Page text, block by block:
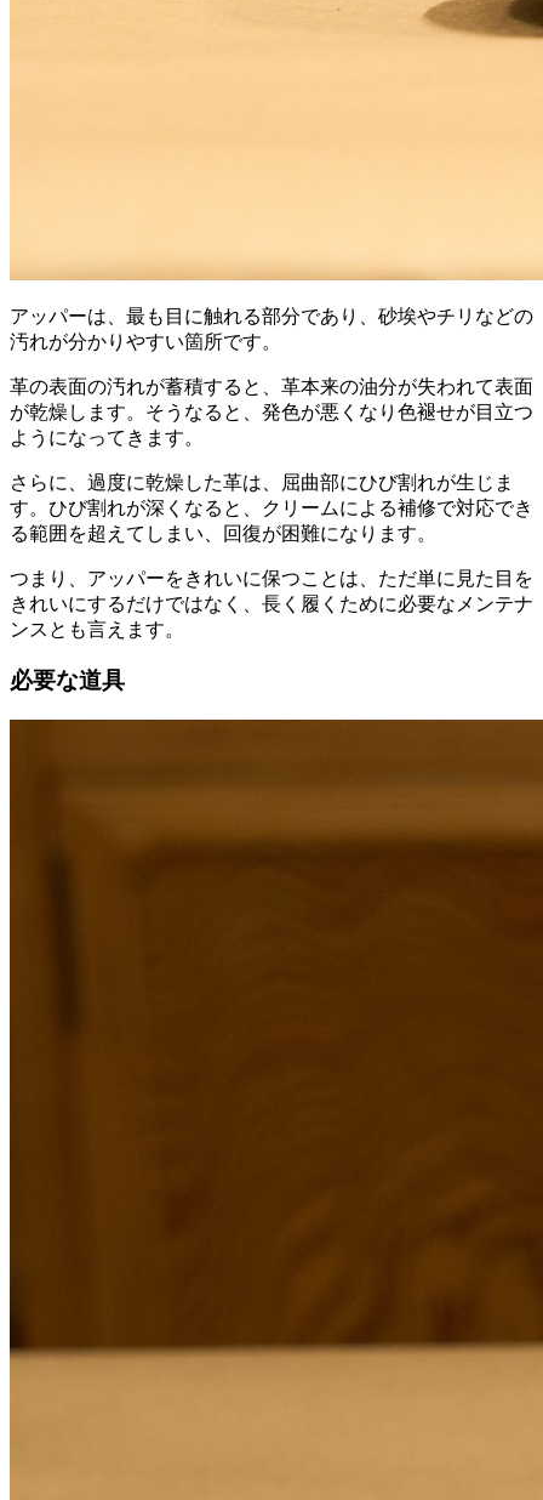
アッパーは、最も目に触れる部分であり、砂埃やチリなどの
汚れが分かりやすい箇所です。
革の表面の汚れが蓄積すると、革本来の油分が失われて表面
が乾燥します。そうなると、発色が悪くなり色褪せが目立つ
ようになってきます。
さらに、過度に乾燥した革は、屈曲部にひび割れが生じま
す。ひび割れが深くなると、クリームによる補修で対応でき
る範囲を超えてしまい、回復が困難になります。
つまり、アッパーをきれいに保つことは、ただ単に見た目を
きれいにするだけではなく、長く履くために必要なメンテナ
ンスとも言えます。
必要な道具